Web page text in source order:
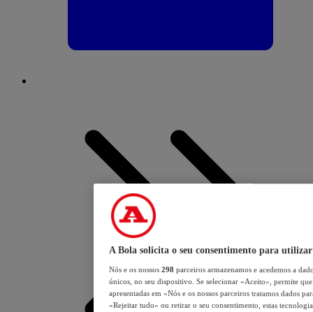
A Bola solicita o seu consentimento para utilizar
Nós e os nossos 298 parceiros armazenamos e acedemos a
únicos, no seu dispositivo. Se selecionar «Aceito», permite
apresentadas em «Nós e os nossos parceiros tratamos dados
«Rejeitar tudo» ou retirar o seu consentimento, estas